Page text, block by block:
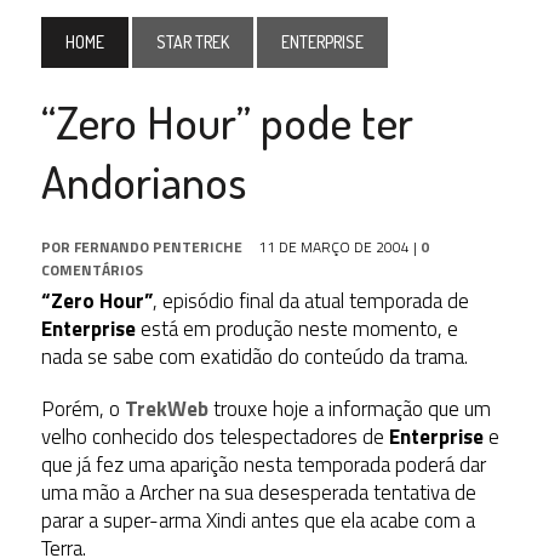
HOME STAR TREK ENTERPRISE
“Zero Hour” pode ter
Andorianos
POR FERNANDO PENTERICHE 11 DE MARÇO DE 2004 | 0
COMENTÁRIOS
“Zero Hour”, episódio final da atual temporada de
Enterpriseestá em produção neste momento, e
nada se sabe com exatidão do conteúdo da trama.
Porém, o TrekWebtrouxe hoje a informação que um
velho conhecido dos telespectadores de Enterprisee
que já fez uma aparição nesta temporada poderá dar
uma mão a Archer na sua desesperada tentativa de
parar a super-arma Xindi antes que ela acabe com a
Terra.